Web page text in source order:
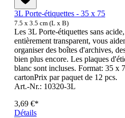
3L Porte-étiquettes - 35 x 75
7.5 x 3.5 cm (L x B)
Les 3L Porte-étiquettes sans
entièrement transparent, vous
organiser des boîtes d'archives,
bien plus encore. Les plaques
blanc sont incluses. Format: 35 x
cartonPrix par paquet de 12 pcs.
Art.-Nr.: 10320-3L
3,69 €*
Détails